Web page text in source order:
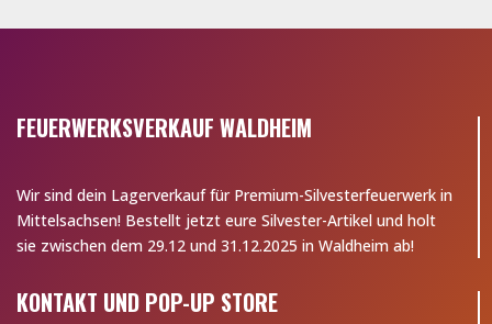
FEUERWERKSVERKAUF WALDHEIM
Wir sind dein Lagerverkauf für Premium-Silvesterfeuerwerk in
Mittelsachsen! Bestellt jetzt eure Silvester-Artikel und holt
sie zwischen dem 29.12 und 31.12.2025 in Waldheim ab!
KONTAKT UND POP-UP STORE